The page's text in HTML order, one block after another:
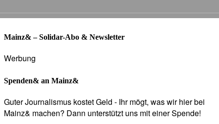
Mainz& – Solidar-Abo & Newsletter
Werbung
Spenden& an Mainz&
Guter Journalismus kostet Geld - Ihr mögt, was wir hier bei
Mainz& machen? Dann unterstützt uns mit einer Spende!